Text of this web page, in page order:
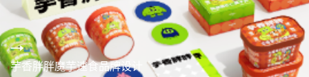
芋香胖胖魔芋速食品牌设计